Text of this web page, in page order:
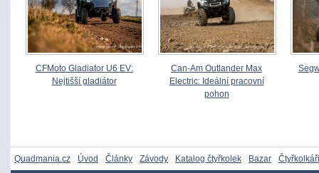
CFMoto Gladiator U6 EV:
Nejtišší gladiátor
Can-Am Outlander Max
Electric: Ideální pracovní
pohon
Quadmania.cz Úvod Články Závody Katalog čtyřkolek Bazar Čtyřkolkáři